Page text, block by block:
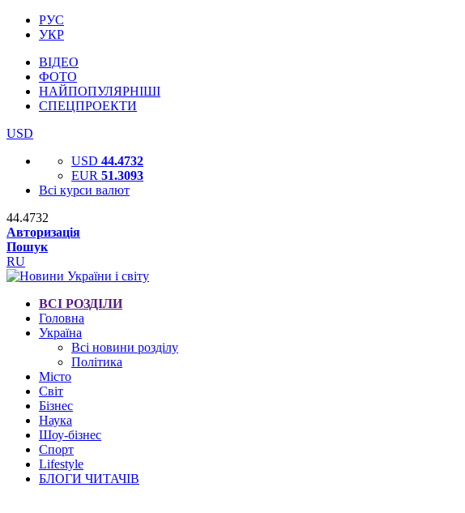
РУС
УКР
ВІДЕО
ФОТО
НАЙПОПУЛЯРНІШІ
СПЕЦПРОЕКТИ
USD
USD 44.4732
EUR 51.3093
Всі курси валют
44.4732
Авторизація
Пошук
RU
ВСІ РОЗДІЛИ
Головна
Україна
Всі новини розділу
Політика
Місто
Світ
Бізнес
Наука
Шоу-бізнес
Спорт
Lifestyle
БЛОГИ ЧИТАЧІВ